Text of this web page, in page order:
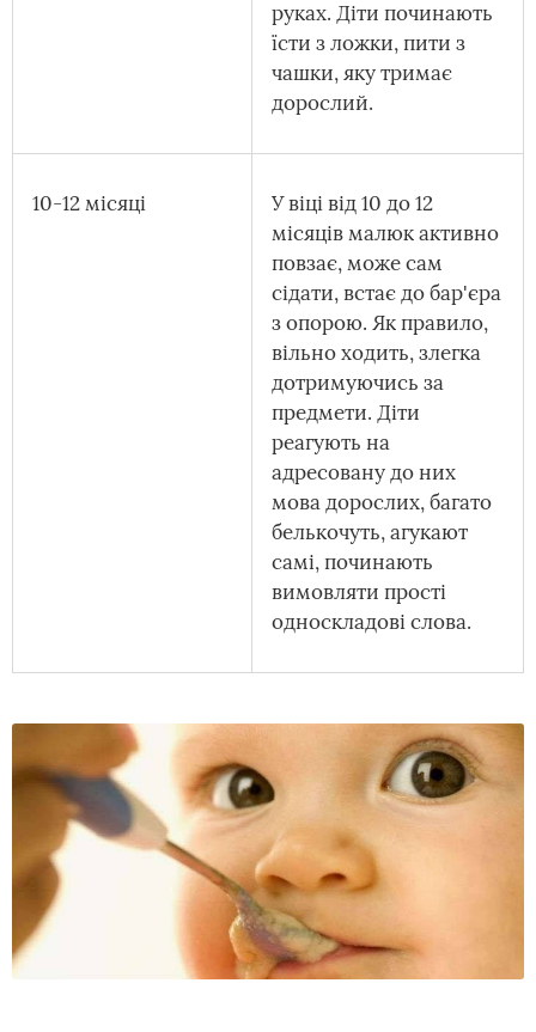
руках. Діти починають
їсти з ложки, пити з
чашки, яку тримає
дорослий.
10-12 місяці
У віці від 10 до 12
місяців малюк активно
повзає, може сам
сідати, встає до бар'єра
з опорою. Як правило,
вільно ходить, злегка
дотримуючись за
предмети. Діти
реагують на
адресовану до них
мова дорослих, багато
белькочуть, агукают
самі, починають
вимовляти прості
односкладові слова.